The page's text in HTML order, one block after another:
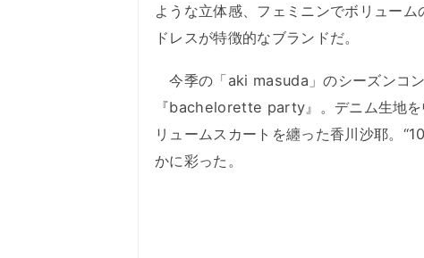
ような立体感、フェミニンでボリューム
ドレスが特徴的なブランドだ。
今季の「aki masuda」のシーズンコ
『bachelorette party』。デニム生地
リュームスカートを纏った香川沙耶。
かに彩った。